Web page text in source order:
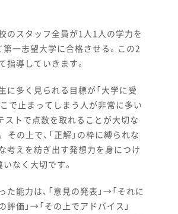
のスタッフ全員が1人1人の学力を
第一志望大学に合格させる。この2
指導していきます。
に多く見られる目標が「大学に受
こで止まってしまう人が非常に多い
ストで点数を取れることが大切な
その上で、「正解」の枠に縛られな
考えを紡ぎ出す発想力を身につけ
いなく大切です。
た能力は、「意見の発表」→「それに
評価」→「その上でアドバイス」